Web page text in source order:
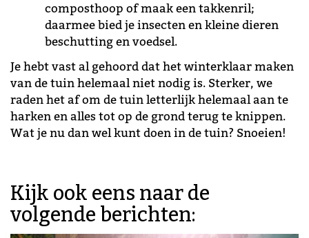
composthoop of maak een takkenril;
daarmee bied je insecten en kleine dieren
beschutting en voedsel.
Je hebt vast al gehoord dat het winterklaar maken
van de tuin helemaal niet nodig is. Sterker, we
raden het af om de tuin letterlijk helemaal aan te
harken en alles tot op de grond terug te knippen.
Wat je nu dan wel kunt doen in de tuin? Snoeien!
Kijk ook eens naar de
volgende berichten: